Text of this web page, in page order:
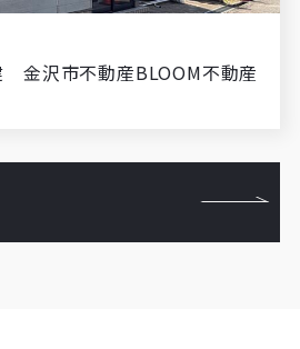
金沢市不動産BLOOM不動産